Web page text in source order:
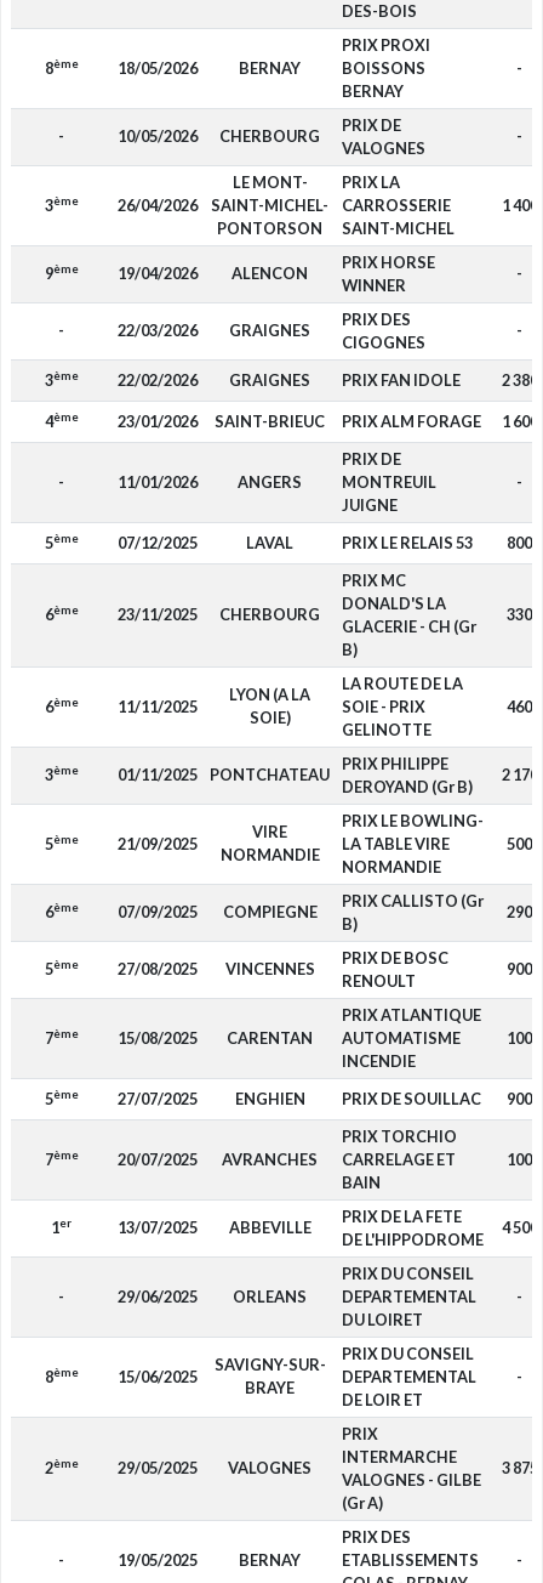
DES-BOIS
8ème 18/05/2026 BERNAY
PRIX PROXI
BOISSONS
BERNAY
-
- 10/05/2026 CHERBOURG
PRIX DE
VALOGNES
-
3ème 26/04/2026
LE MONT-
SAINT-MICHEL-
PONTORSON
PRIX LA
CARROSSERIE
SAINT-MICHEL
1 400
9ème 19/04/2026 ALENCON
PRIX HORSE
WINNER
-
- 22/03/2026 GRAIGNES
PRIX DES
CIGOGNES
-
3ème 22/02/2026 GRAIGNES PRIX FAN IDOLE 2 380
4ème 23/01/2026 SAINT-BRIEUC PRIX ALM FORAGE 1 600
- 11/01/2026 ANGERS
PRIX DE
MONTREUIL
JUIGNE
-
5ème 07/12/2025 LAVAL PRIX LE RELAIS 53 800
6ème 23/11/2025 CHERBOURG
PRIX MC
DONALD'S LA
GLACERIE - CH (Gr
B)
330
6ème 11/11/2025
LYON (A LA
SOIE)
LA ROUTE DE LA
SOIE - PRIX
GELINOTTE
460
3ème 01/11/2025 PONTCHATEAU
PRIX PHILIPPE
DEROYAND (Gr B)
2 170
5ème 21/09/2025
VIRE
NORMANDIE
PRIX LE BOWLING-
LA TABLE VIRE
NORMANDIE
500
6ème 07/09/2025 COMPIEGNE
PRIX CALLISTO (Gr
B)
290
5ème 27/08/2025 VINCENNES
PRIX DE BOSC
RENOULT
900
7ème 15/08/2025 CARENTAN
PRIX ATLANTIQUE
AUTOMATISME
INCENDIE
100
5ème 27/07/2025 ENGHIEN PRIX DE SOUILLAC 900
7ème 20/07/2025 AVRANCHES
PRIX TORCHIO
CARRELAGE ET
BAIN
100
1er 13/07/2025 ABBEVILLE
PRIX DE LA FETE
DE L'HIPPODROME
4 500
- 29/06/2025 ORLEANS
PRIX DU CONSEIL
DEPARTEMENTAL
DU LOIRET
-
8ème 15/06/2025
SAVIGNY-SUR-
BRAYE
PRIX DU CONSEIL
DEPARTEMENTAL
DE LOIR ET
-
2ème 29/05/2025 VALOGNES
PRIX
INTERMARCHE
VALOGNES - GILBE
(Gr A)
3 875
- 19/05/2025 BERNAY
PRIX DES
ETABLISSEMENTS
-